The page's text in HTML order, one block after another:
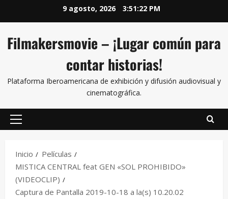
9 agosto, 2026 3:51:22 PM
Filmakersmovie – ¡Lugar común para
contar historias!
Plataforma Iberoamericana de exhibición y difusión audiovisual y
cinematográfica.
Inicio
Películas
MISTICA CENTRAL feat GEN «SOL PROHIBIDO»
(VIDEOCLIP)
Captura de Pantalla 2019-10-18 a la(s) 10.20.02